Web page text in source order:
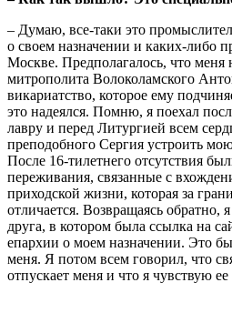
– Думаю, все-таки это
о своем назначении и каких-либо
Москве. Предполагалось, что меня
митрополита Волоколамского
викариатство, которое ему
это надеялся. Помню, я поехал
лавру и перед Литургией всем
преподобного Сергия устроить
После 16-тилетнего отсутствия
переживания, связанные с
приходской жизни, которая за
отличается. Возвращаясь обратно,
друга, в котором была ссылка на
епархии о моем назначении. Это
меня. Я потом всем говорил, что
отпускает меня и что я чувствую